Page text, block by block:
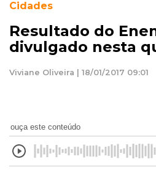
Cidades
Resultado do
divulgado nesta
Viviane Oliveira | 18/01/2017 09:01
ouça este conteúdo